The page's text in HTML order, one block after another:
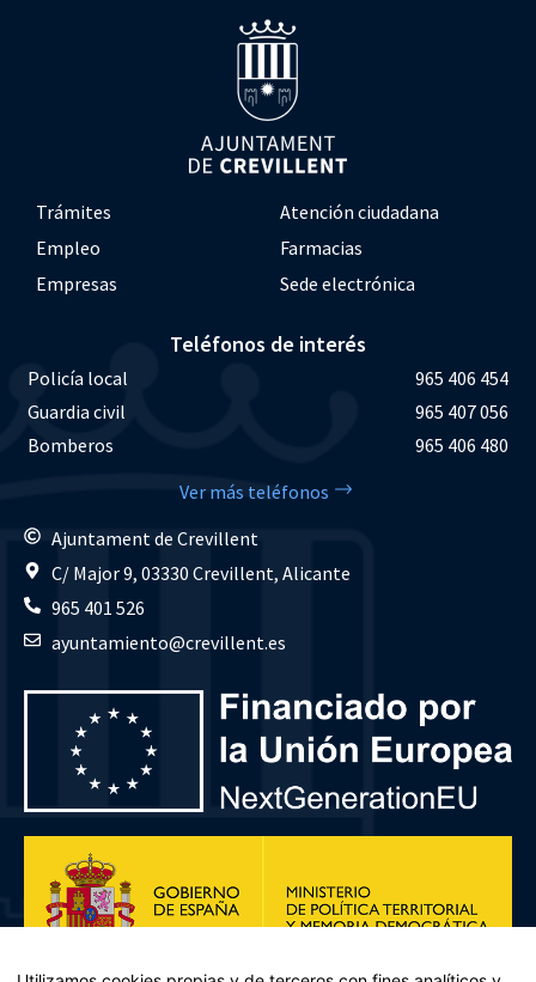
Trámites
Atención ciudadana
Empleo
Farmacias
Empresas
Sede electrónica
Teléfonos de interés
Policía local
965 406 454
Guardia civil
965 407 056
Bomberos
965 406 480
Ver más teléfonos
Ajuntament de Crevillent
C/ Major 9, 03330 Crevillent, Alicante
965 401 526
ayuntamiento@crevillent.es